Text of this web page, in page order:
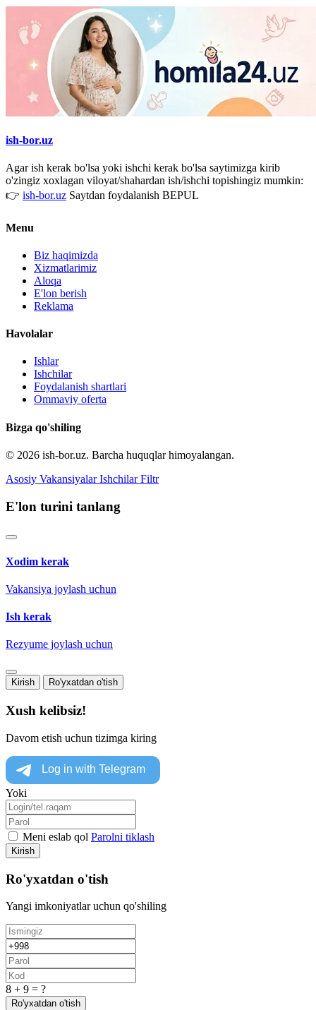
ish-bor.uz
Agar ish kerak bo'lsa yoki ishchi kerak bo'lsa saytimizga kirib
o'zingiz xoxlagan viloyat/shahardan ish/ishchi topishingiz mumkin:
👉 ish-bor.uz Saytdan foydalanish BEPUL
Menu
Biz haqimizda
Xizmatlarimiz
Aloqa
E'lon berish
Reklama
Havolalar
Ishlar
Ishchilar
Foydalanish shartlari
Ommaviy oferta
Bizga qo'shiling
© 2026 ish-bor.uz. Barcha huquqlar himoyalangan.
Asosiy Vakansiyalar Ishchilar Filtr
E'lon turini tanlang
Xodim kerak
Vakansiya joylash uchun
Ish kerak
Rezyume joylash uchun
Kirish Ro'yxatdan o'tish
Xush kelibsiz!
Davom etish uchun tizimga kiring
Yoki
Meni eslab qol Parolni tiklash
Kirish
Ro'yxatdan o'tish
Yangi imkoniyatlar uchun qo'shiling
8 + 9 = ?
Ro'yxatdan o'tish